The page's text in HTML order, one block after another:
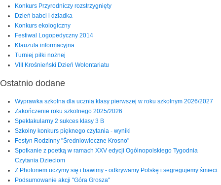
Konkurs Przyrodniczy rozstrzygnięty
Dzień babci i dziadka
Konkurs ekologiczny
Festiwal Logopedyczny 2014
Klauzula informacyjna
Turniej piłki nożnej
VIII Krośnieński Dzień Wolontariatu
Ostatnio dodane
Wyprawka szkolna dla ucznia klasy pierwszej w roku szkolnym 2026/2027
Zakończenie roku szkolnego 2025/2026
Spektakularny 2 sukces klasy 3 B
Szkolny konkurs pięknego czytania - wyniki
Festyn Rodzinny "Średniowieczne Krosno"
Spotkanie z poetką w ramach XXV edycji Ogólnopolskiego Tygodnia
Czytania Dzieciom
Z Photonem uczymy się i bawimy - odkrywamy Polskę i segregujemy śmieci.
Podsumowanie akcji "Góra Grosza"